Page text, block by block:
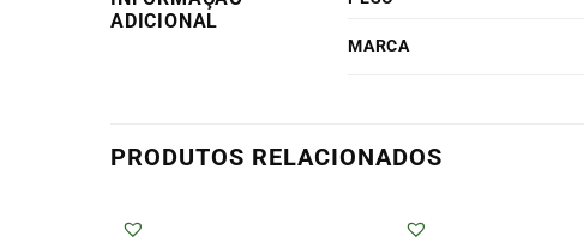
ADICIONAL
MARCA
PRODUTOS RELACIONADOS